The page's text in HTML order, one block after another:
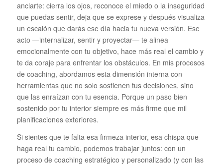
anclarte: cierra los ojos, reconoce el miedo o la inseguridad
que puedas sentir, deja que se exprese y después visualiza
un escalón que darás ese día hacia tu nueva versión. Ese
acto —internalizar, sentir y proyectar— te alinea
emocionalmente con tu objetivo, hace más real el cambio y
te da coraje para enfrentar los obstáculos. En mis procesos
de coaching, abordamos esta dimensión interna con
herramientas que no solo sostienen tus decisiones, sino
que las enraízan con tu esencia. Porque un paso bien
sostenido por tu interior siempre es más firme que mil
planificaciones exteriores.
Si sientes que te falta esa firmeza interior, esa chispa que
haga real tu cambio, podemos trabajar juntos: con un
proceso de coaching estratégico y personalizado (y con las